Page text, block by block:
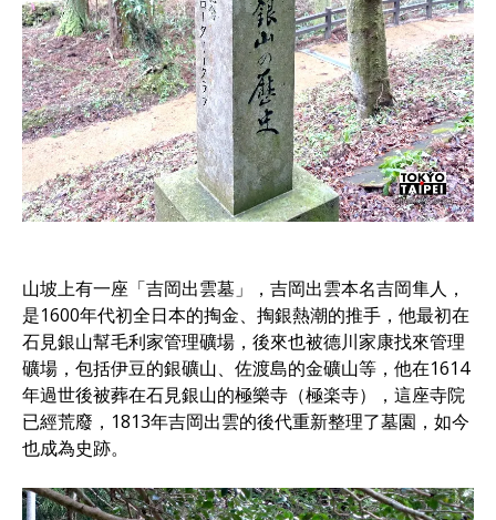
山坡上有一座「吉岡出雲墓」，吉岡出雲本名吉岡隼人，
是1600年代初全日本的掏金、掏銀熱潮的推手，他最初在
石見銀山幫毛利家管理礦場，後來也被德川家康找來管理
礦場，包括伊豆的銀礦山、佐渡島的金礦山等，他在1614
年過世後被葬在石見銀山的極樂寺（極楽寺），這座寺院
已經荒廢，1813年吉岡出雲的後代重新整理了墓園，如今
也成為史跡。